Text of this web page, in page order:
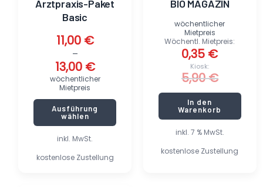
inkl. MwSt.
kostenlose Zustellung
Arztpraxis-Paket
Basic
11,00 €
–
13,00 €
wöchentlicher
Mietpreis
Ausführung
wählen
gewählt
werden
inkl. 7 % MwSt.
kostenlose Zustellung
BIO MAGAZIN
Kiosk:
5,90€
Wöchentl. Mietpreis:
0,35 €
wöchentlicher
Mietpreis
In den
Warenkorb